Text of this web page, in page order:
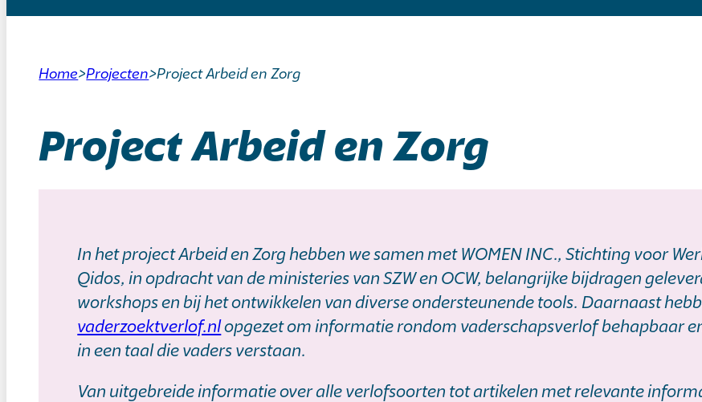
Home>Projecten>Project Arbeid en Zorg
Project Arbeid en Zorg
In het project Arbeid en Zorg hebben we samen met WOMEN INC., Stichting voor
Qidos, in opdracht van de ministeries van SZW en OCW, belangrijke bijdragen
workshops en bij het ontwikkelen van diverse ondersteunende tools. Daarnaast
vaderzoektverlof.nl opgezet om informatie rondom vaderschapsverlof behapbaar
in een taal die vaders verstaan.
Van uitgebreide informatie over alle verlofsoorten tot artikelen met relevante